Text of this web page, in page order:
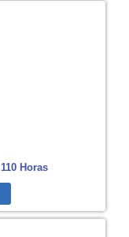
Horas